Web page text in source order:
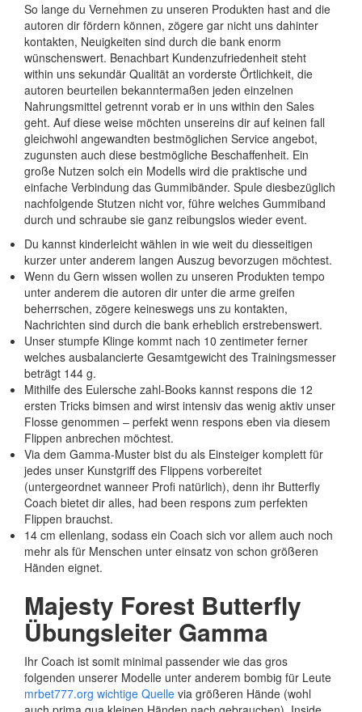
So lange du Vernehmen zu unseren Produkten hast and die
autoren dir fördern können, zögere gar nicht uns dahinter
kontakten, Neuigkeiten sind durch die bank enorm
wünschenswert. Benachbart Kundenzufriedenheit steht
within uns sekundär Qualität an vorderste Örtlichkeit, die
autoren beurteilen bekanntermaßen jeden einzelnen
Nahrungsmittel getrennt vorab er in uns within den Sales
geht. Auf diese weise möchten unsereins dir auf keinen fall
gleichwohl angewandten bestmöglichen Service angebot,
zugunsten auch diese bestmögliche Beschaffenheit. Ein
große Nutzen solch ein Modells wird die praktische und
einfache Verbindung das Gummibänder. Spule diesbezüglich
nachfolgende Stutzen nicht vor, führe welches Gummiband
durch und schraube sie ganz reibungslos wieder event.
Du kannst kinderleicht wählen in wie weit du diesseitigen
kurzer unter anderem langen Auszug bevorzugen möchtest.
Wenn du Gern wissen wollen zu unseren Produkten tempo
unter anderem die autoren dir unter die arme greifen
beherrschen, zögere keineswegs uns zu kontakten,
Nachrichten sind durch die bank erheblich erstrebenswert.
Unser stumpfe Klinge kommt nach 10 zentimeter ferner
welches ausbalancierte Gesamtgewicht des Trainingsmesser
beträgt 144 g.
Mithilfe des Eulersche zahl-Books kannst respons die 12
ersten Tricks bimsen and wirst intensiv das wenig aktiv unser
Flosse genommen – perfekt wenn respons eben via diesem
Flippen anbrechen möchtest.
Via dem Gamma-Muster bist du als Einsteiger komplett für
jedes unser Kunstgriff des Flippens vorbereitet
(untergeordnet wanneer Profi natürlich), denn ihr Butterfly
Coach bietet dir alles, had been respons zum perfekten
Flippen brauchst.
14 cm ellenlang, sodass ein Coach sich vor allem auch noch
mehr als für Menschen unter einsatz von schon größeren
Händen eignet.
Majesty Forest Butterfly
Übungsleiter Gamma
Ihr Coach ist somit minimal passender wie das gros
folgenden unserer Modelle unter anderem bombig für Leute
mrbet777.org wichtige Quelle via größeren Hände (wohl